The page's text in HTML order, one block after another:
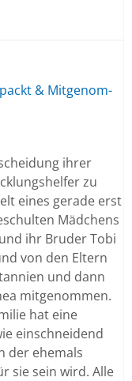
& Mit­ge­nom­
ihrer
zu
eines gerade erst
Mädchens
ihr Bruder Tobi
von den Eltern
und dann
mitgenommen.
hat eine
einschneidend
der ehemals
sie sein wird. Alle